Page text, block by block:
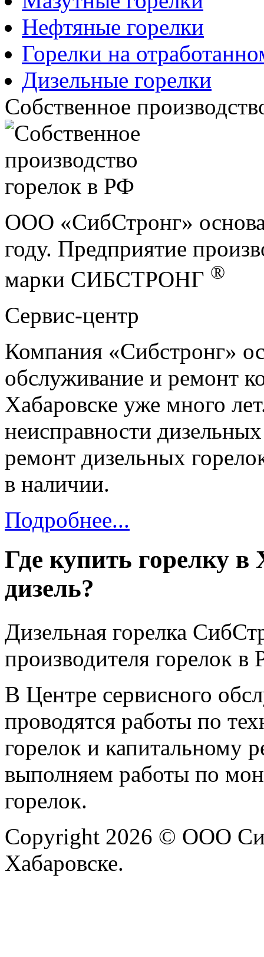
Нефтяные горелки
Горелки на
Дизельные горелки
Собственное
ООО «СибСтронг»
году. Предприятие
марки СИБСТРОНГ ®
Сервис-центр
Компания «Сибстронг»
обслуживание и ремонт
Хабаровске уже много
неисправности
ремонт дизельных
в наличии.
Подробнее...
Где купить горелку в
дизель?
Дизельная горелка
производителя горелок в
В Центре сервисного
проводятся работы по
горелок и капитальному
выполняем работы по
горелок.
Copyright 2026 © ООО
Хабаровске.